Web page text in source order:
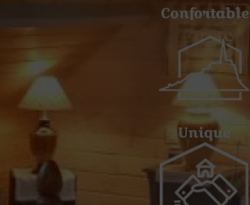
Confortable
Unique